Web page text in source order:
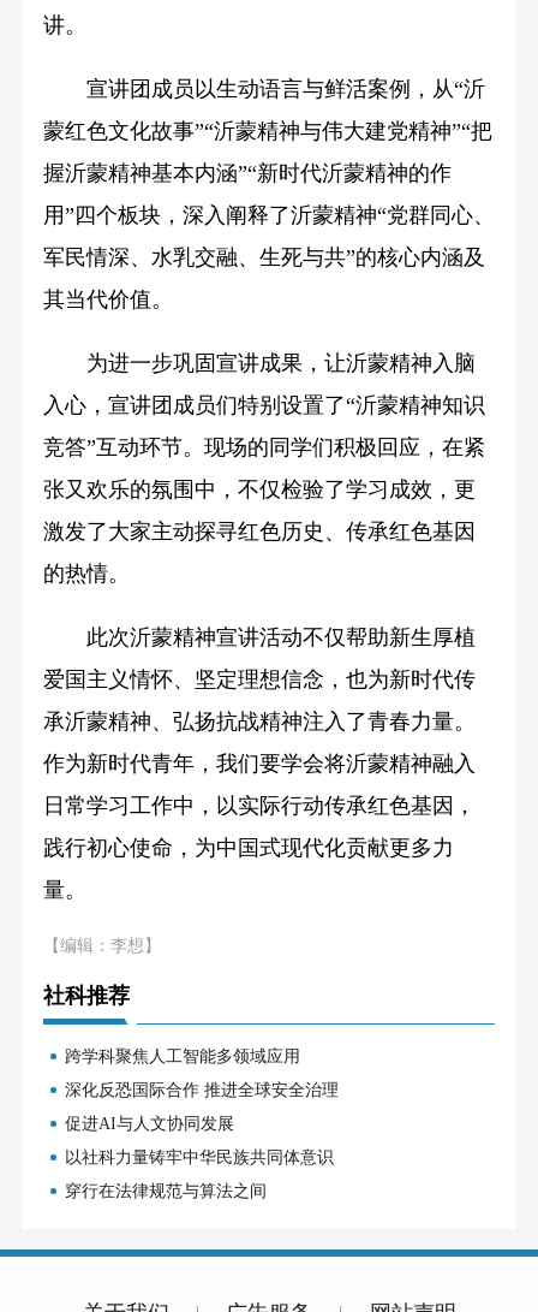
讲。
宣讲团成员以生动语言与鲜活案例，从“沂
蒙红色文化故事”“沂蒙精神与伟大建党精神”“把
握沂蒙精神基本内涵”“新时代沂蒙精神的作
用”四个板块，深入阐释了沂蒙精神“党群同心、
军民情深、水乳交融、生死与共”的核心内涵及
其当代价值。
为进一步巩固宣讲成果，让沂蒙精神入脑
入心，宣讲团成员们特别设置了“沂蒙精神知识
竞答”互动环节。现场的同学们积极回应，在紧
张又欢乐的氛围中，不仅检验了学习成效，更
激发了大家主动探寻红色历史、传承红色基因
的热情。
此次沂蒙精神宣讲活动不仅帮助新生厚植
爱国主义情怀、坚定理想信念，也为新时代传
承沂蒙精神、弘扬抗战精神注入了青春力量。
作为新时代青年，我们要学会将沂蒙精神融入
日常学习工作中，以实际行动传承红色基因，
践行初心使命，为中国式现代化贡献更多力
量。
【编辑：李想】
社科推荐
跨学科聚焦人工智能多领域应用
深化反恐国际合作 推进全球安全治理
促进AI与人文协同发展
以社科力量铸牢中华民族共同体意识
穿行在法律规范与算法之间